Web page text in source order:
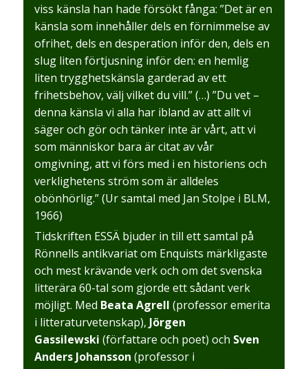
viss känsla han hade försökt fånga: ”Det är en
känsla som innehåller dels en förnimmelse av
ofrihet, dels en desperation inför den, dels en
slug liten förtjusning inför den: en hemlig
liten trygghetskänsla garderad av ett
frihetsbehov, välj vilket du vill.” (…) ”Du vet –
denna känsla vi alla har ibland av att allt vi
säger och gör och tänker inte är vårt, att vi
som människor bara är citat av vår
omgivning, att vi förs med i en historiens och
verklighetens ström som är alldeles
obönhörlig.” (Ur samtal med Jan Stolpe i BLM,
1966)
Tidskriften ESSÄ bjuder in till ett samtal på
Rönnells antikvariat om Enquists märkligaste
och mest krävande verk och om det svenska
litterära 60-tal som gjorde ett sådant verk
möjligt. Med Beata Agrell (professor emerita
i litteraturvetenskap), Jörgen
Gassilewski (författare och poet) och Sven
Anders Johansson (professor i